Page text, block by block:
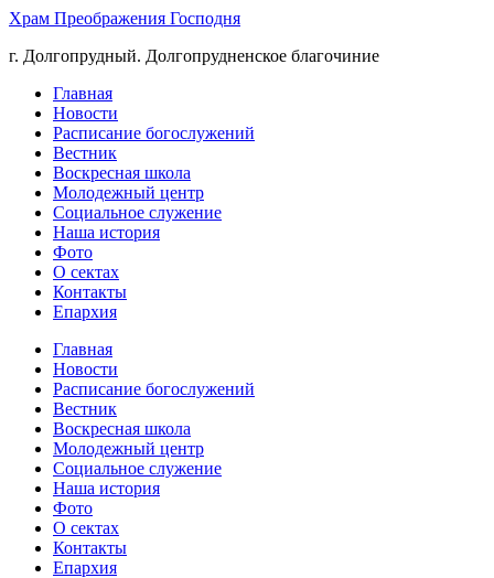
Храм Преображения Господня
г. Долгопрудный. Долгопрудненское благочиние
Главная
Новости
Расписание богослужений
Вестник
Воскресная школа
Молодежный центр
Социальное служение
Наша история
Фото
О сектах
Контакты
Епархия
Главная
Новости
Расписание богослужений
Вестник
Воскресная школа
Молодежный центр
Социальное служение
Наша история
Фото
О сектах
Контакты
Епархия